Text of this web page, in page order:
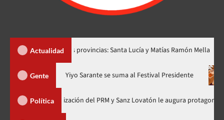
Actualidad
dos nuevas provincias: Santa Lucía y Matías Ramón Mella
Gente
nuevo horario Yiyo Sarante se suma al Festival
Política
Organización del PRM y Sanz Lovatón le augura protagonismo político